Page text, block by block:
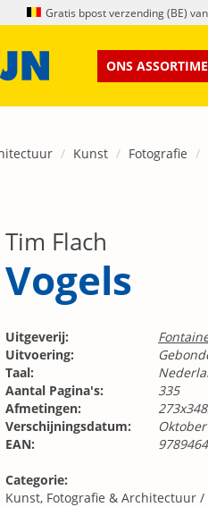
Gratis bpost verzending (BE)
ONS
Kunst Fotografie
Tim Flach
Vogels
Uitgeverij:
Uitvoering:
Taal:
Aantal Pagina's:
335
Afmetingen:
Verschijningsdatum:
EAN:
Categorie:
Kunst, Fotografie & Architectuur /